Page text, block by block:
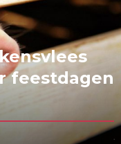
feestdagen